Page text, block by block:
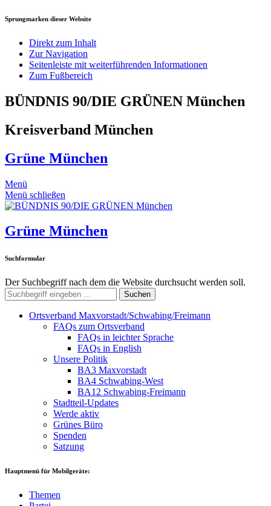
Sprungmarken dieser Website
Direkt zum Inhalt
Zur Navigation
Seitenleiste mit weiterführenden Informationen
Zum Fußbereich
BÜNDNIS 90/DIE GRÜNEN München
Kreisverband München
Grüne München
Menü
Menü schließen
Grüne München
Suchformular
Der Suchbegriff nach dem die Website durchsucht werden soll.
Suchen
Ortsverband Maxvorstadt/Schwabing/Freimann
FAQs zum Ortsverband
FAQs in leichter Sprache
FAQs in English
Unsere Politik
BA3 Maxvorstadt
BA4 Schwabing-West
BA12 Schwabing-Freimann
Stadtteil-Updates
Werde aktiv
Grünes Büro
Spenden
Satzung
Hauptmenü für Mobilgeräte:
Themen